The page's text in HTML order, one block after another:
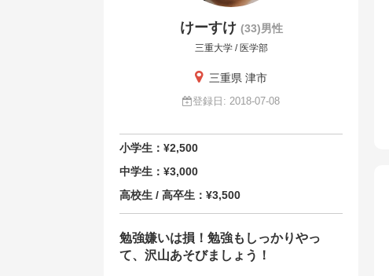
けーすけ (33)男性
三重大学 / 医学部
三重県 津市
登録日: 2018-07-08
小学生：¥2,500
中学生：¥3,000
高校生 / 高卒生：¥3,500
勉強嫌いは損！勉強もしっかりやっ
て、沢山あそびましょう！